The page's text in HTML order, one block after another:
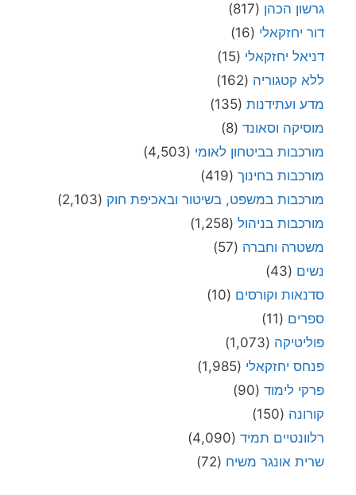
גרשון הכהן (817)
דור יחזקאלי (16)
דניאל יחזקאלי (15)
ללא קטגוריה (162)
מדע ועתידנות (135)
מוסיקה וסאונד (8)
מורכבות בביטחון לאומי (4,503)
מורכבות בחינוך (419)
מורכבות במשפט, בשיטור ובאכיפת חוק (2,103)
מורכבות בניהול (1,258)
משטרה וחברה (57)
נשים (43)
סדנאות וקורסים (10)
ספרים (11)
פוליטיקה (1,073)
פנחס יחזקאלי (1,985)
פרקי לימוד (90)
קורונה (150)
רלוונטיים תמיד (4,090)
שרית אונגר משיח (72)